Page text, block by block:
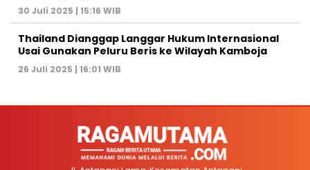
30 Juli 2025 | 15:16 WIB
Thailand Dianggap Langgar Hukum Internasional
Usai Gunakan Peluru Beris ke Wilayah Kamboja
26 Juli 2025 | 16:01 WIB